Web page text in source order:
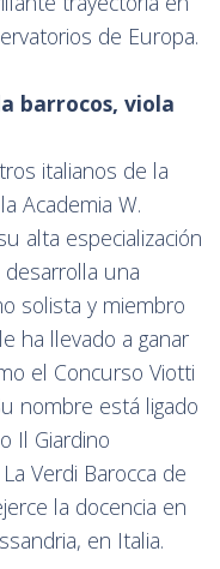
de Europa.
barrocos, viola
italianos de la
Academia W.
alta especialización
desarrolla una
solista y miembro
ha llevado a ganar
el Concurso Viotti
nombre está ligado
Il Giardino
Verdi Barocca de
la docencia en
en Italia.